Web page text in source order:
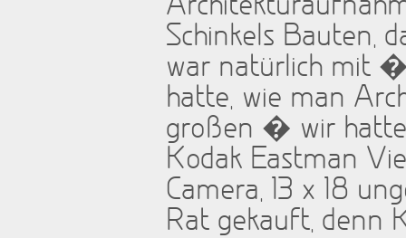
Schinkels Bauten,
war natürlich mit �
hatte, wie man
großen � wir
Kodak Eastman
Camera, 13 x 18
Rat gekauft, denn